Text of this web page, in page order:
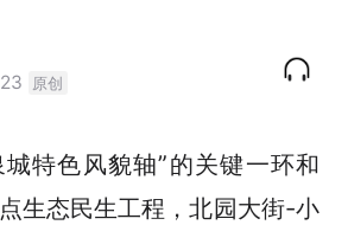
原创
特色风貌轴”的关键一环和
生态民生工程，北园大街-小